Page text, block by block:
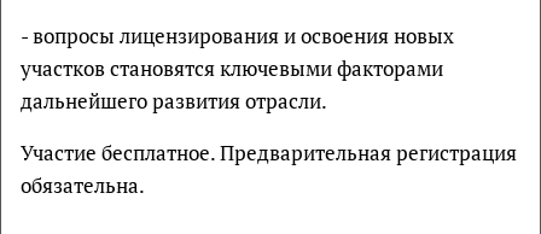
- вопросы лицензирования и освоения новых
участков становятся ключевыми факторами
дальнейшего развития отрасли.
Участие бесплатное. Предварительная регистрация
обязательна.